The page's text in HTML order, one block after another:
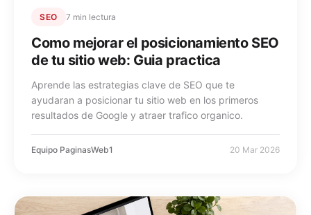
SEO 7 min lectura
Como mejorar el posicionamiento SEO
de tu sitio web: Guia practica
Aprende las estrategias clave de SEO que te
ayudaran a posicionar tu sitio web en los primeros
resultados de Google y atraer trafico organico.
Equipo PaginasWeb1 20 Mar 2026